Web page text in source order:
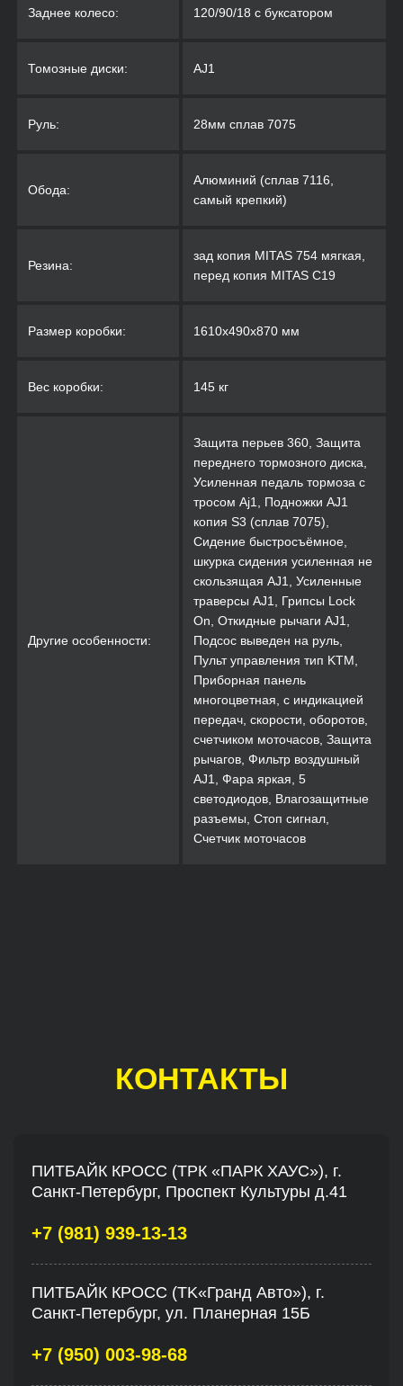
Заднее колесо: 120/90/18 с буксатором
Томозные диски: AJ1
Руль: 28мм сплав 7075
Обода:
Алюминий (сплав 7116,
самый крепкий)
Резина:
зад копия MITAS 754 мягкая,
перед копия MITAS C19
Размер коробки: 1610х490х870 мм
Вес коробки: 145 кг
Другие особенности:
Защита перьев 360, Защита
переднего тормозного диска,
Усиленная педаль тормоза с
тросом Aj1, Подножки AJ1
копия S3 (сплав 7075),
Сидение быстросъёмное,
шкурка сидения усиленная не
скользящая AJ1, Усиленные
траверсы AJ1, Грипсы Lock
On, Откидные рычаги AJ1,
Подсос выведен на руль,
Пульт управления тип KTM,
Приборная панель
многоцветная, с индикацией
передач, скорости, оборотов,
счетчиком моточасов, Защита
рычагов, Фильтр воздушный
AJ1, Фара яркая, 5
светодиодов, Влагозащитные
разъемы, Стоп сигнал,
Счетчик моточасов
КОНТАКТЫ
ПИТБАЙК КРОСС (ТРК «ПАРК ХАУС»), г.
Санкт-Петербург, Проспект Культуры д.41
+7 (981) 939-13-13
ПИТБАЙК КРОСС (TK«Гранд Авто»), г.
Санкт-Петербург, ул. Планерная 15Б
+7 (950) 003-98-68